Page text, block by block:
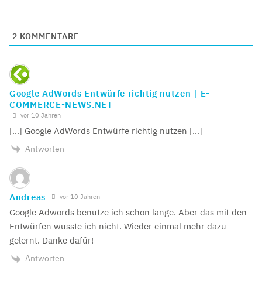
2 KOMMENTARE
Google AdWords Entwürfe richtig nutzen | E-
COMMERCE-NEWS.NET
vor 10 Jahren
[…] Google AdWords Entwürfe richtig nutzen […]
Antworten
Andreas vor 10 Jahren
Google Adwords benutze ich schon lange. Aber das mit den
Entwürfen wusste ich nicht. Wieder einmal mehr dazu
gelernt. Danke dafür!
Antworten